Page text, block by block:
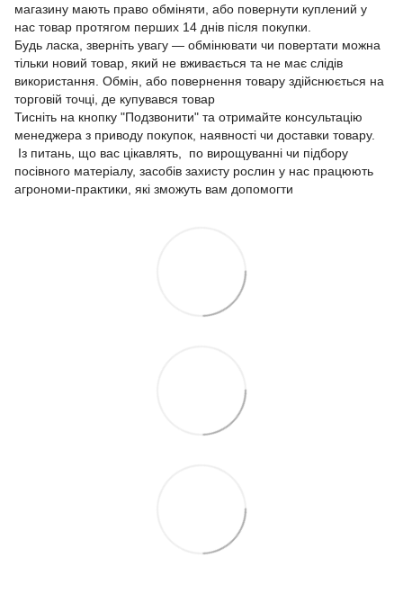
магазину мають право обміняти, або повернути куплений у
нас товар протягом перших 14 днів після покупки.
Будь ласка, зверніть увагу — обмінювати чи повертати можна
тільки новий товар, який не вживається та не має слідів
використання. Обмін, або повернення товару здійснюється на
торговій точці, де купувався товар
Тисніть на кнопку "Подзвонити" та отримайте консультацію
менеджера з приводу покупок, наявності чи доставки товару.
Із питань, що вас цікавлять, по вирощуванні чи підбору
посівного матеріалу, засобів захисту рослин у нас працюють
агрономи-практики, які зможуть вам допомогти